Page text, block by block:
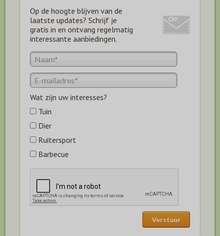
Op de hoogte blijven van de
laatste updates? Schrijf je
gratis in en ontvang regelmatig
interessante aanbiedingen.
Wat zijn uw interesses?
Tuin
Dier
Ruitersport
Barbecue